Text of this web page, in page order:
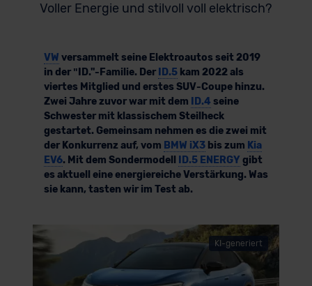
Voller Energie und stilvoll voll elektrisch?
VW versammelt seine Elektroautos seit 2019
in der ʺID."-Familie. Der
ID.5kam 2022 als
viertes Mitglied und erstes SUV-Coupe hinzu.
Zwei Jahre zuvor war mit dem
ID.4 seine
Schwester mit klassischem Steilheck
gestartet. Gemeinsam nehmen es die zwei mit
der Konkurrenz auf, vom BMW iX3bis zum Kia
EV6. Mit dem Sondermodell ID.5 ENERGY gibt
es aktuell eine energiereiche Verstärkung. Was
sie kann, tasten wir im Test ab.
KI-generiert